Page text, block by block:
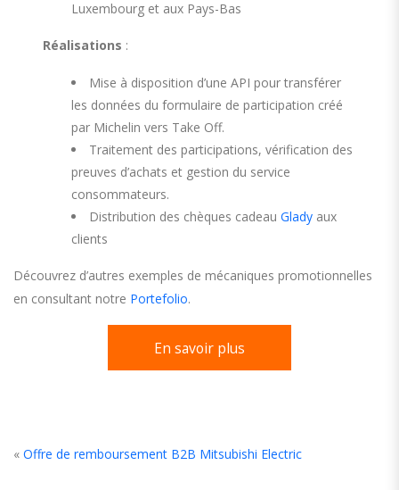
Luxembourg et aux Pays-Bas
Réalisations :
Mise à disposition d’une API pour transférer
les données du formulaire de participation créé
par Michelin vers Take Off.
Traitement des participations, vérification des
preuves d’achats et gestion du service
consommateurs.
Distribution des chèques cadeauGlady aux
clients
Découvrez d’autres exemples de mécaniques promotionnelles
en consultant notre Portefolio.
En savoir plus
« Offre de remboursement B2B Mitsubishi Electric